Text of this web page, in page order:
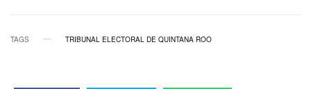
TAGS TRIBUNAL ELECTORAL DE QUINTANA ROO